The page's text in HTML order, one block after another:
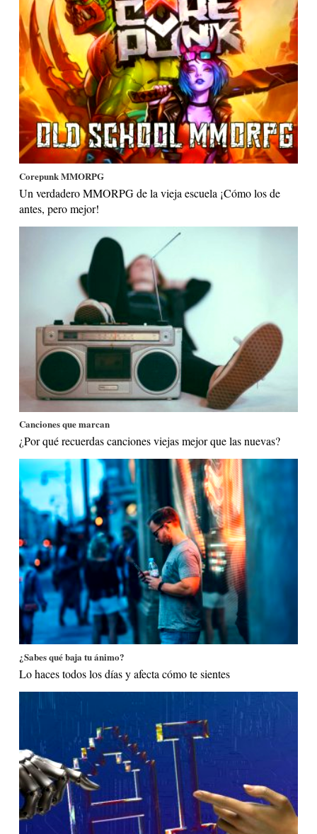
Corepunk MMORPG
Un verdadero MMORPG de la vieja escuela ¡Cómo los de
antes, pero mejor!
Canciones que marcan
¿Por qué recuerdas canciones viejas mejor que las nuevas?
¿Sabes qué baja tu ánimo?
Lo haces todos los días y afecta cómo te sientes